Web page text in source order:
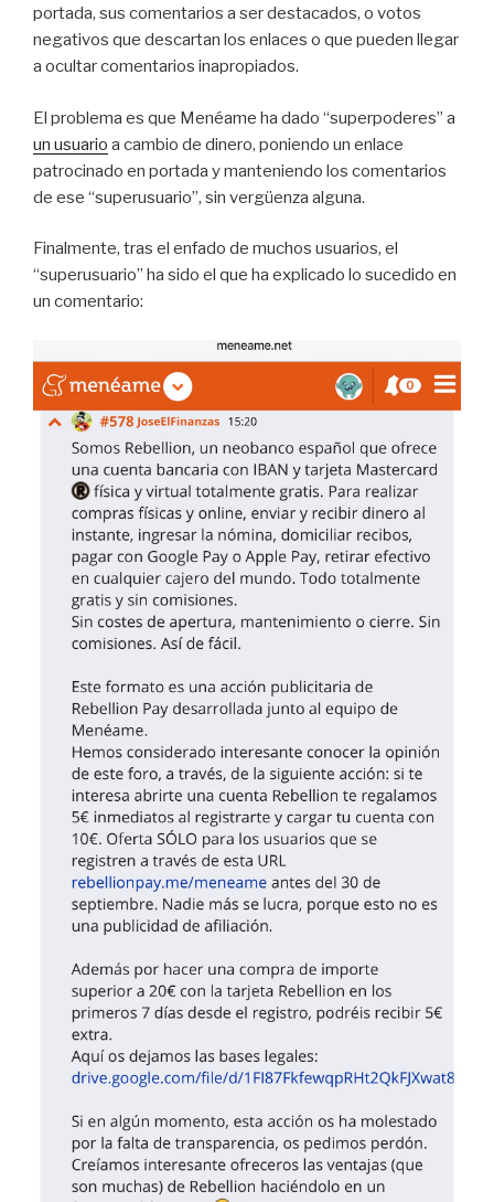
portada, sus comentarios a ser destacados, o votos
negativos que descartan los enlaces o que pueden llegar
a ocultar comentarios inapropiados.
El problema es que Menéame ha dado “superpoderes” a
un usuario a cambio de dinero, poniendo un enlace
patrocinado en portada y manteniendo los comentarios
de ese “superusuario”, sin vergüenza alguna.
Finalmente, tras el enfado de muchos usuarios, el
“superusuario” ha sido el que ha explicado lo sucedido en
un comentario: